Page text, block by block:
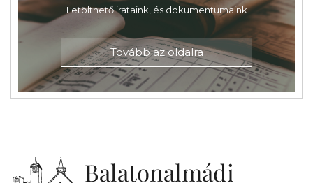
Letölthető irataink, és dokumentumaink
Tovább az oldalra